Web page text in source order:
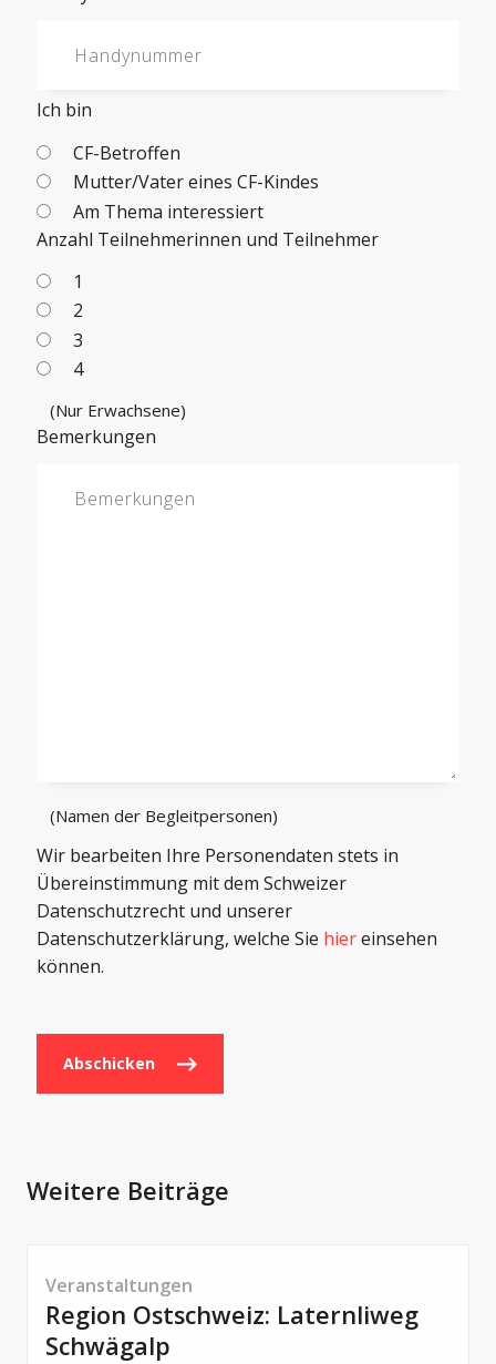
Ich bin
CF-Betroffen
Mutter/Vater eines CF-Kindes
Am Thema interessiert
Anzahl Teilnehmerinnen und Teilnehmer
1
2
3
4
(Nur Erwachsene)
Bemerkungen
(Namen der Begleitpersonen)
Wir bearbeiten Ihre Personendaten stets in
Übereinstimmung mit dem Schweizer
Datenschutzrecht und unserer
Datenschutzerklärung, welche Sie hiereinsehen
können.
Abschicken
Weitere Beiträge
Veranstaltungen
Region Ostschweiz: Laternliweg
Schwägalp